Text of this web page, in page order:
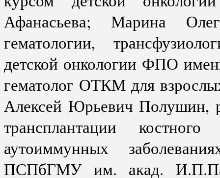
Афанасьева; Марина
гематологии,
детской онкологии ФПО
гематолог ОТКМ для
Алексей Юрьевич Полушин,
трансплантации
аутоиммунных
ПСПбГМУ им. акад.